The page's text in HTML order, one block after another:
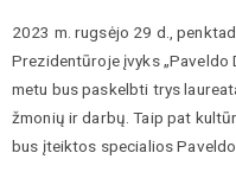
2023 m. rugsėjo 29 d.,
Prezidentūroje įvyks „Paveldo
metu bus paskelbti trys
žmonių ir darbų. Taip pat
bus įteiktos specialios